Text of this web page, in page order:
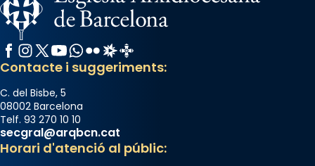
Facebook
Instagram
X / Twitter
YouTube
WhatsApp
FlickrRadio Estel
Catalunya Cristiana
Contacte i suggeriments:
C. del Bisbe, 5
08002 Barcelona
Telf. 93 270 10 10
secgral@arqbcn.cat
Horari d'atenció al públic: